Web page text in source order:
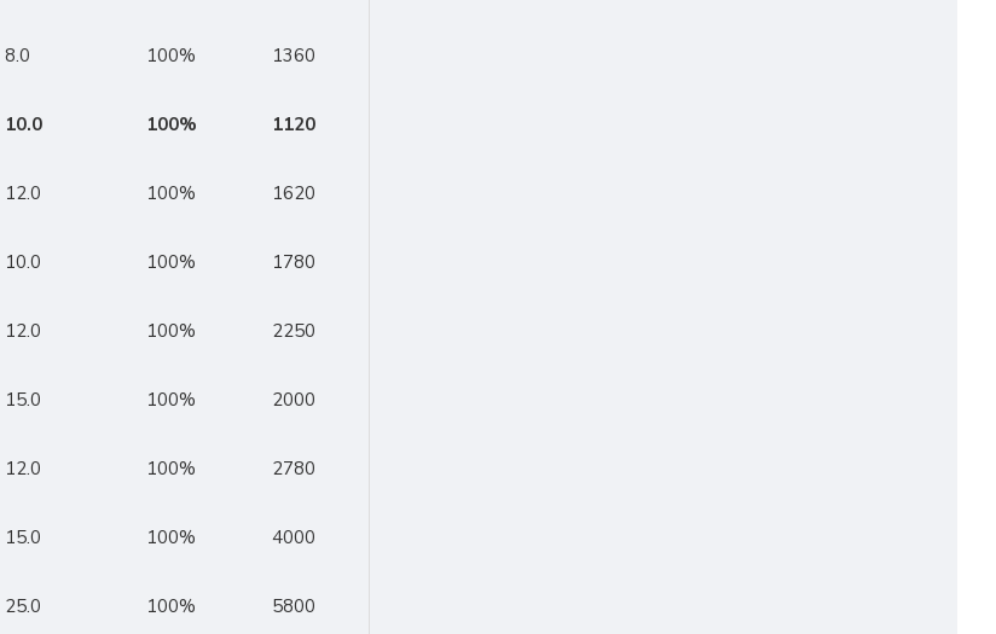
8.0 100% 1360
10.0 100% 1120
12.0 100% 1620
10.0 100% 1780
12.0 100% 2250
15.0 100% 2000
12.0 100% 2780
15.0 100% 4000
25.0 100% 5800